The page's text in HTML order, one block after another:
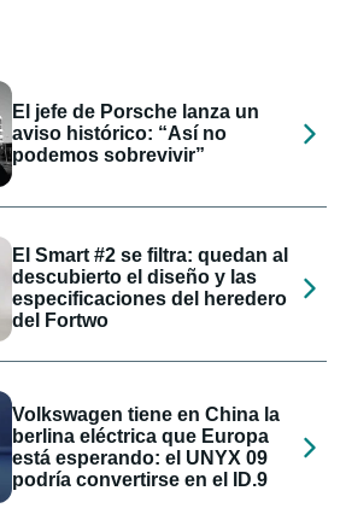
El jefe de Porsche lanza un
aviso histórico: “Así no
podemos sobrevivir”
El Smart #2 se filtra: quedan al
descubierto el diseño y las
especificaciones del heredero
del Fortwo
Volkswagen tiene en China la
berlina eléctrica que Europa
está esperando: el UNYX 09
podría convertirse en el ID.9